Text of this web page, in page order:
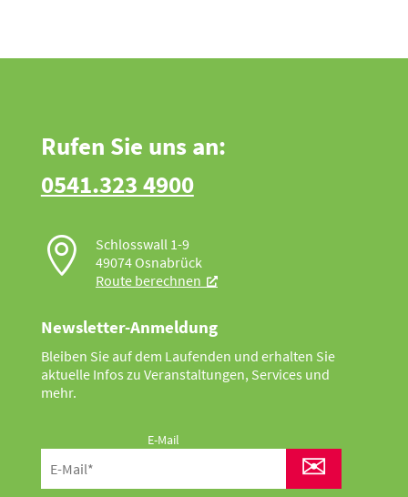
Rufen Sie uns an:
0541.323 4900

Schlosswall 1-9
49074 Osnabrück
Route berechnen
Newsletter-Anmeldung
Bleiben Sie auf dem Laufenden und erhalten Sie
aktuelle Infos zu Veranstaltungen, Services und
mehr.
E-Mail
✉